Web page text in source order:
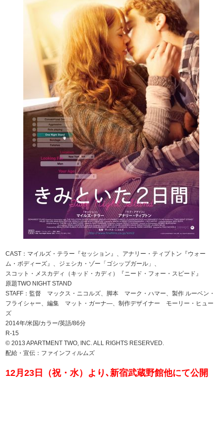
CAST：マイルズ・テラー『セッション』、アナリー・ティプトン『ウォー
ム・ボディーズ』、ジェシカ・ゾー「ゴシップガール」、
スコット・メスカディ（キッド・カディ）『ニード・フォー・スピード』
原題TWO NIGHT STAND
STAFF：監督 マックス・ニコルズ、脚本 マーク・ハマー、製作 ルーベン・
フライシャー、編集 マット・ガーナ―、制作デザイナー モーリー・ヒュー
ズ
2014年/米国/カラー/英語/86分
R-15
© 2013 APARTMENT TWO, INC. ALL RIGHTS RESERVED.
配給・宣伝：ファインフィルムズ
12月23日（祝・水）より､新宿武蔵野館他にて公開